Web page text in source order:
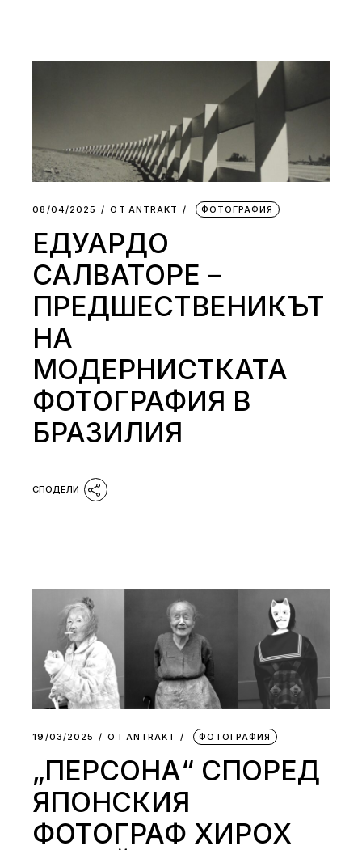
08/04/2025 ОТ АNTRAKT ФОТОГРАФИЯ
ЕДУАРДО
САЛВАТОРЕ –
ПРЕДШЕСТВЕНИКЪТ
НА
МОДЕРНИСТКАТА
ФОТОГРАФИЯ В
БРАЗИЛИЯ
19/03/2025 ОТ АNTRAKT ФОТОГРАФИЯ
„ПЕРСОНА“ СПОРЕД
ЯПОНСКИЯ
ФОТОГРАФ ХИРОХ